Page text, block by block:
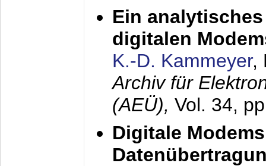
Ein
digitalen
K.-D. Kammeyer,
Archiv für
(AEÜ), Vol. 34,
Digitale